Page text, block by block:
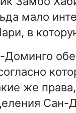
мало
в
же